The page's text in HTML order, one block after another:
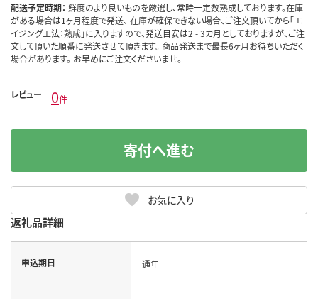
配送予定時期： 鮮度のより良いものを厳選し、常時一定数熟成しております。在庫
がある場合は1ヶ月程度で発送、 在庫が確保できない場合、ご注文頂いてから「エ
イジング工法：熟成」に入りますので、発送目安は2 - 3カ月としておりますが、ご注
文して頂いた順番に発送させて頂きます。 商品発送まで最長6ヶ月お待ちいただく
場合があります。 お早めにご注文くださいませ。
レビュー 0件
お気に入り
寄付へ進む
返礼品詳細
申込期日 通年